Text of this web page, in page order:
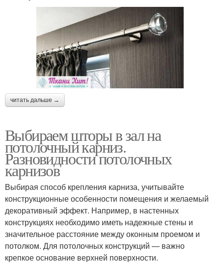
читать дальше →
Выбираем шторы в зал на
потолочный карниз.
Разновидности потолочных
карнизов
Выбирая способ крепления карниза, учитывайте
конструкционные особенности помещения и желаемый
декоративный эффект. Например, в настенных
конструкциях необходимо иметь надежные стены и
значительное расстояние между оконным проемом и
потолком. Для потолочных конструкций — важно
крепкое основание верхней поверхности.